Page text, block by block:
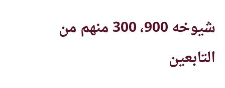
شيوخه 900، 300 منهم من
التابعين